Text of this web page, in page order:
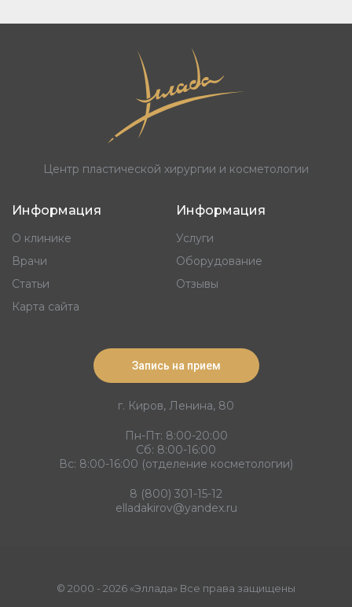
Центр пластической хирургии и косметологии
Информация
О клинике
Врачи
Статьи
Карта сайта
Информация
Услуги
Оборудование
Отзывы
Запись на прием
г. Киров, Ленина, 80
Пн-Пт: 8:00-20:00
Сб: 8:00-16:00
Вс: 8:00-16:00 (отделение косметологии)
8 (800) 301-15-12
elladakirov@yandex.ru
© 2000 - 2026 «Эллада» Все права защищены